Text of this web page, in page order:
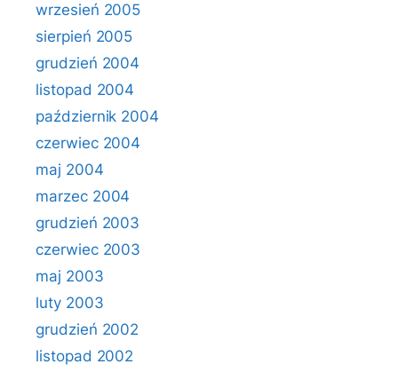
wrzesień 2005
sierpień 2005
grudzień 2004
listopad 2004
październik 2004
czerwiec 2004
maj 2004
marzec 2004
grudzień 2003
czerwiec 2003
maj 2003
luty 2003
grudzień 2002
listopad 2002